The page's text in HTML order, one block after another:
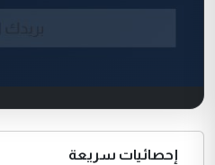
إحصائيات سريعة